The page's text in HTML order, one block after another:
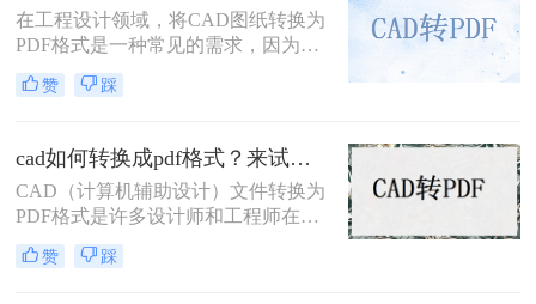
在工程设计领域，将CAD图纸转换为
PDF格式是一种常见的需求，因为
PDF格式具有跨平台兼容性好、文件
体积小、易于分享和打印等优点。那
本文将介绍三种将CAD图纸转换为
PDF的方法。
赞 踩
cad如何转换成pdf格式？来试试这三种方法吧！
CAD（计算机辅助设计）文件转换为
PDF格式是许多设计师和工程师在日
常工作中经常遇到的需求。PDF格式
因其跨平台兼容性和不可编辑性，成
赞 踩